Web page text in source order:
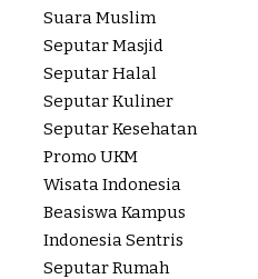
Suara Muslim
Seputar Masjid
Seputar Halal
Seputar Kuliner
Seputar Kesehatan
Promo UKM
Wisata Indonesia
Beasiswa Kampus
Indonesia Sentris
Seputar Rumah